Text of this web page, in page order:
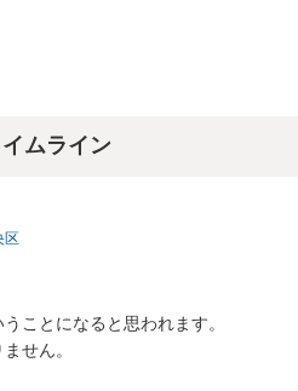
ムライン
区
ことになると思われます。
せん。